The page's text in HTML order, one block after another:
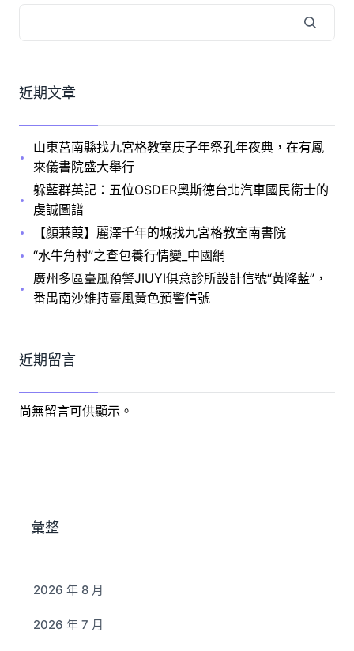
近期文章
山東莒南縣找九宮格教室庚子年祭孔年夜典，在有鳳
來儀書院盛大舉行
躲藍群英記：五位OSDER奧斯德台北汽車國民衛士的
虔誠圖譜
【顏蒹葭】麗澤千年的城找九宮格教室南書院
“水牛角村”之查包養行情變_中國網
廣州多區臺風預警JIUYI俱意診所設計信號“黃降藍”，
番禺南沙維持臺風黃色預警信號
近期留言
尚無留言可供顯示。
彙整
2026 年 8 月
2026 年 7 月